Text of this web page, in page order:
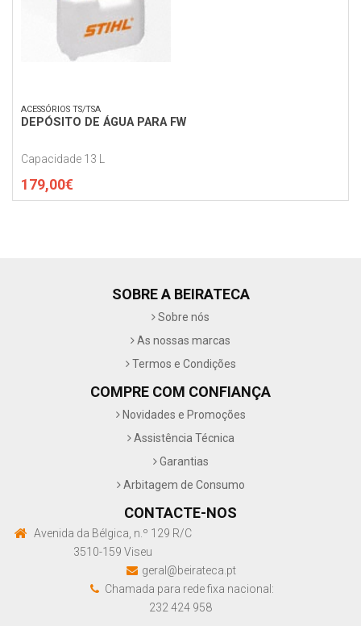
ACESSÓRIOS TS/TSA
DEPÓSITO DE ÁGUA PARA FW
Capacidade 13 L
179,00€
SOBRE A BEIRATECA
Sobre nós
As nossas marcas
Termos e Condições
COMPRE COM CONFIANÇA
Novidades e Promoções
Assistência Técnica
Garantias
Arbitagem de Consumo
CONTACTE-NOS
Avenida da Bélgica, n.º 129 R/C
3510-159 Viseu
geral@beirateca.pt
Chamada para rede fixa nacional:
232 424 958